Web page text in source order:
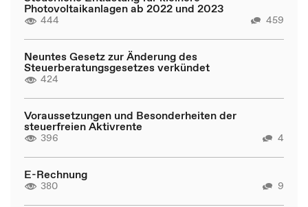
Photovoltaikanlagen ab 2022 und 2023
444 459
Neuntes Gesetz zur Änderung des
Steuerberatungsgesetzes verkündet
424
Voraussetzungen und Besonderheiten der
steuerfreien Aktivrente
396 4
E-Rechnung
380 9